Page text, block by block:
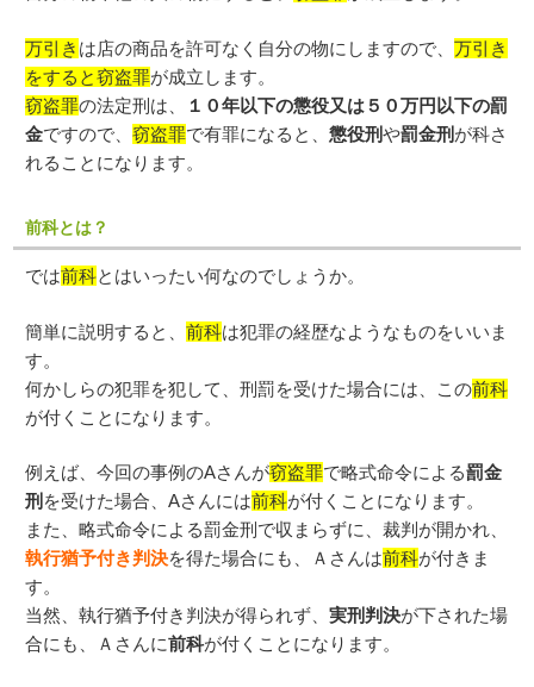
万引き は店の商品を許可なく自分の物にしますので、万引き
をすると窃盗罪が成立します。
窃盗罪の法定刑は、
１０年以下の懲役又は５０万円以下の罰
金ですので、窃盗罪で有罪になると、懲役刑や罰金刑 が科さ
れることになります。
前科とは？
では前科とはいったい何なのでしょうか。
簡単に説明すると、前科は犯罪の経歴なようなものをいいま
す。
何かしらの犯罪を犯して、刑罰を受けた場合には、この前科
が付くことになります。
例えば、今回の事例のAさんが窃盗罪で略式命令による罰金
刑 を受けた場合、Aさんには前科が付くことになります。
また、略式命令による罰金刑で収まらずに、裁判が開かれ、
執行猶予付き判決を得た場合にも、Ａさんは前科が付きま
す。
当然、執行猶予付き判決が得られず、実刑判決が下された場
合にも、Ａさんに前科が付くことになります。